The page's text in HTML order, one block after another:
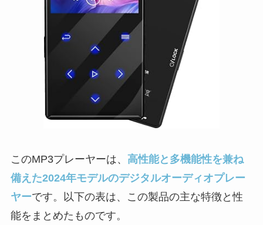
このMP3プレーヤーは、 高性能と多機能性を兼ね
備えた2024年モデルのデジタルオーディオプレー
ヤーです。以下の表は、この製品の主な特徴と性
能をまとめたものです。